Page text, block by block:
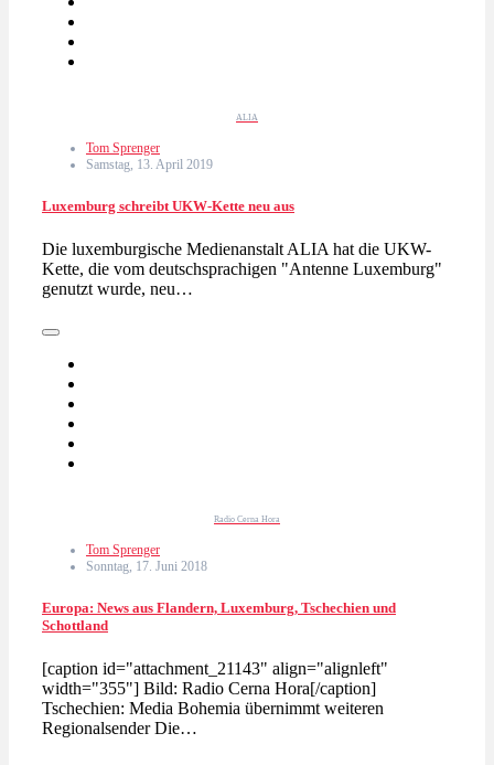
ALIA
Tom Sprenger
Samstag, 13. April 2019
Luxemburg schreibt UKW-Kette neu aus
Die luxemburgische Medienanstalt ALIA hat die UKW-
Kette, die vom deutschsprachigen "Antenne Luxemburg"
genutzt wurde, neu…
Radio Cerna Hora
Tom Sprenger
Sonntag, 17. Juni 2018
Europa: News aus Flandern, Luxemburg, Tschechien und
Schottland
[caption id="attachment_21143" align="alignleft"
width="355"] Bild: Radio Cerna Hora[/caption]
Tschechien: Media Bohemia übernimmt weiteren
Regionalsender Die…